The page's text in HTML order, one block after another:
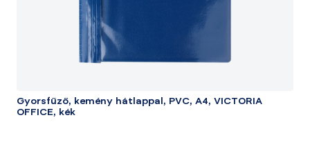
Gyorsfűző, kemény hátlappal, PVC, A4, VICTORIA
OFFICE, kék